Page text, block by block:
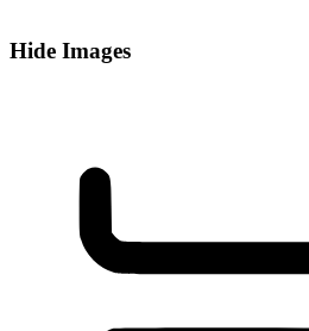
Hide Images